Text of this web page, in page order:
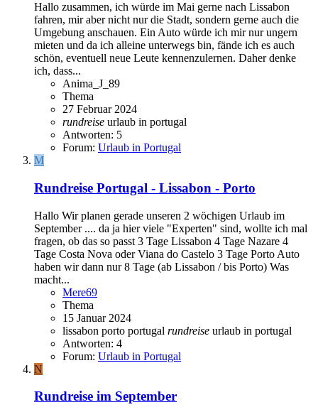
Hallo zusammen, ich würde im Mai gerne nach Lissabon
fahren, mir aber nicht nur die Stadt, sondern gerne auch die
Umgebung anschauen. Ein Auto würde ich mir nur ungern
mieten und da ich alleine unterwegs bin, fände ich es auch
schön, eventuell neue Leute kennenzulernen. Daher denke
ich, dass...
Anima_J_89
Thema
27 Februar 2024
rundreise urlaub in portugal
Antworten: 5
Forum: Urlaub in Portugal
M
Rundreise Portugal - Lissabon - Porto
Hallo Wir planen gerade unseren 2 wöchigen Urlaub im
September .... da ja hier viele "Experten" sind, wollte ich mal
fragen, ob das so passt 3 Tage Lissabon 4 Tage Nazare 4
Tage Costa Nova oder Viana do Castelo 3 Tage Porto Auto
haben wir dann nur 8 Tage (ab Lissabon / bis Porto) Was
macht...
Mere69
Thema
15 Januar 2024
lissabon porto portugal rundreise urlaub in portugal
Antworten: 4
Forum: Urlaub in Portugal
N
Rundreise im September